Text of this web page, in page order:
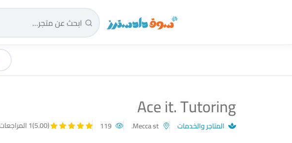
سوق دادسترز الرئيسية
Ace it. Tutoring
المتاجر والخدمات (5.00) 1 المراجعات